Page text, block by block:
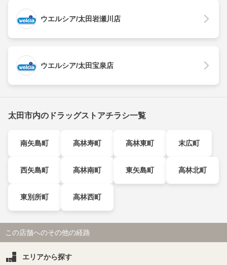
ウエルシア/太田岩瀬川店
ウエルシア/太田宝泉店
太田市内のドラッグストアチラシ一覧
南矢島町 高林寿町 高林東町 末広町
西矢島町 高林南町 東矢島町 高林北町
東別所町 高林西町
この店舗へのその他の経路
エリアから探す